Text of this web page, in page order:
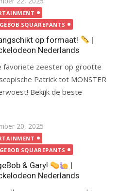
SQUAREPANTS
op formaat!
|
Nederlands
favoriete zeester op grootte
Patrick tot MONSTER
Bekijk de beste
20, 2025
SQUAREPANTS
& Gary!
|
Nederlands